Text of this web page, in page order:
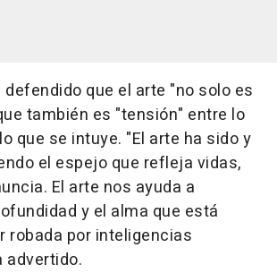
que el arte "no solo es
también es "tensión" entre lo
que se intuye. "El arte ha sido y
el espejo que refleja vidas,
El arte nos ayuda a
y el alma que está
robada por inteligencias
advertido.